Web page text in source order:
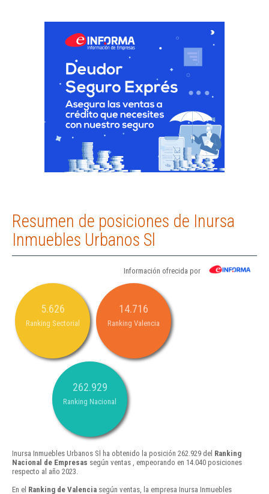
Resumen de posiciones de Inursa
Inmuebles Urbanos Sl
Información ofrecida por
5.626
Ranking Sectorial
14.716
Ranking Valencia
262.929
Ranking Nacional
Inursa Inmuebles Urbanos Sl ha obtenido la posición 262.929 del Ranking
Nacional de Empresas según ventas , empeorando en 14.040 posiciones
respecto al año 2023.
En el Ranking de Valencia según ventas, la empresa Inursa Inmuebles